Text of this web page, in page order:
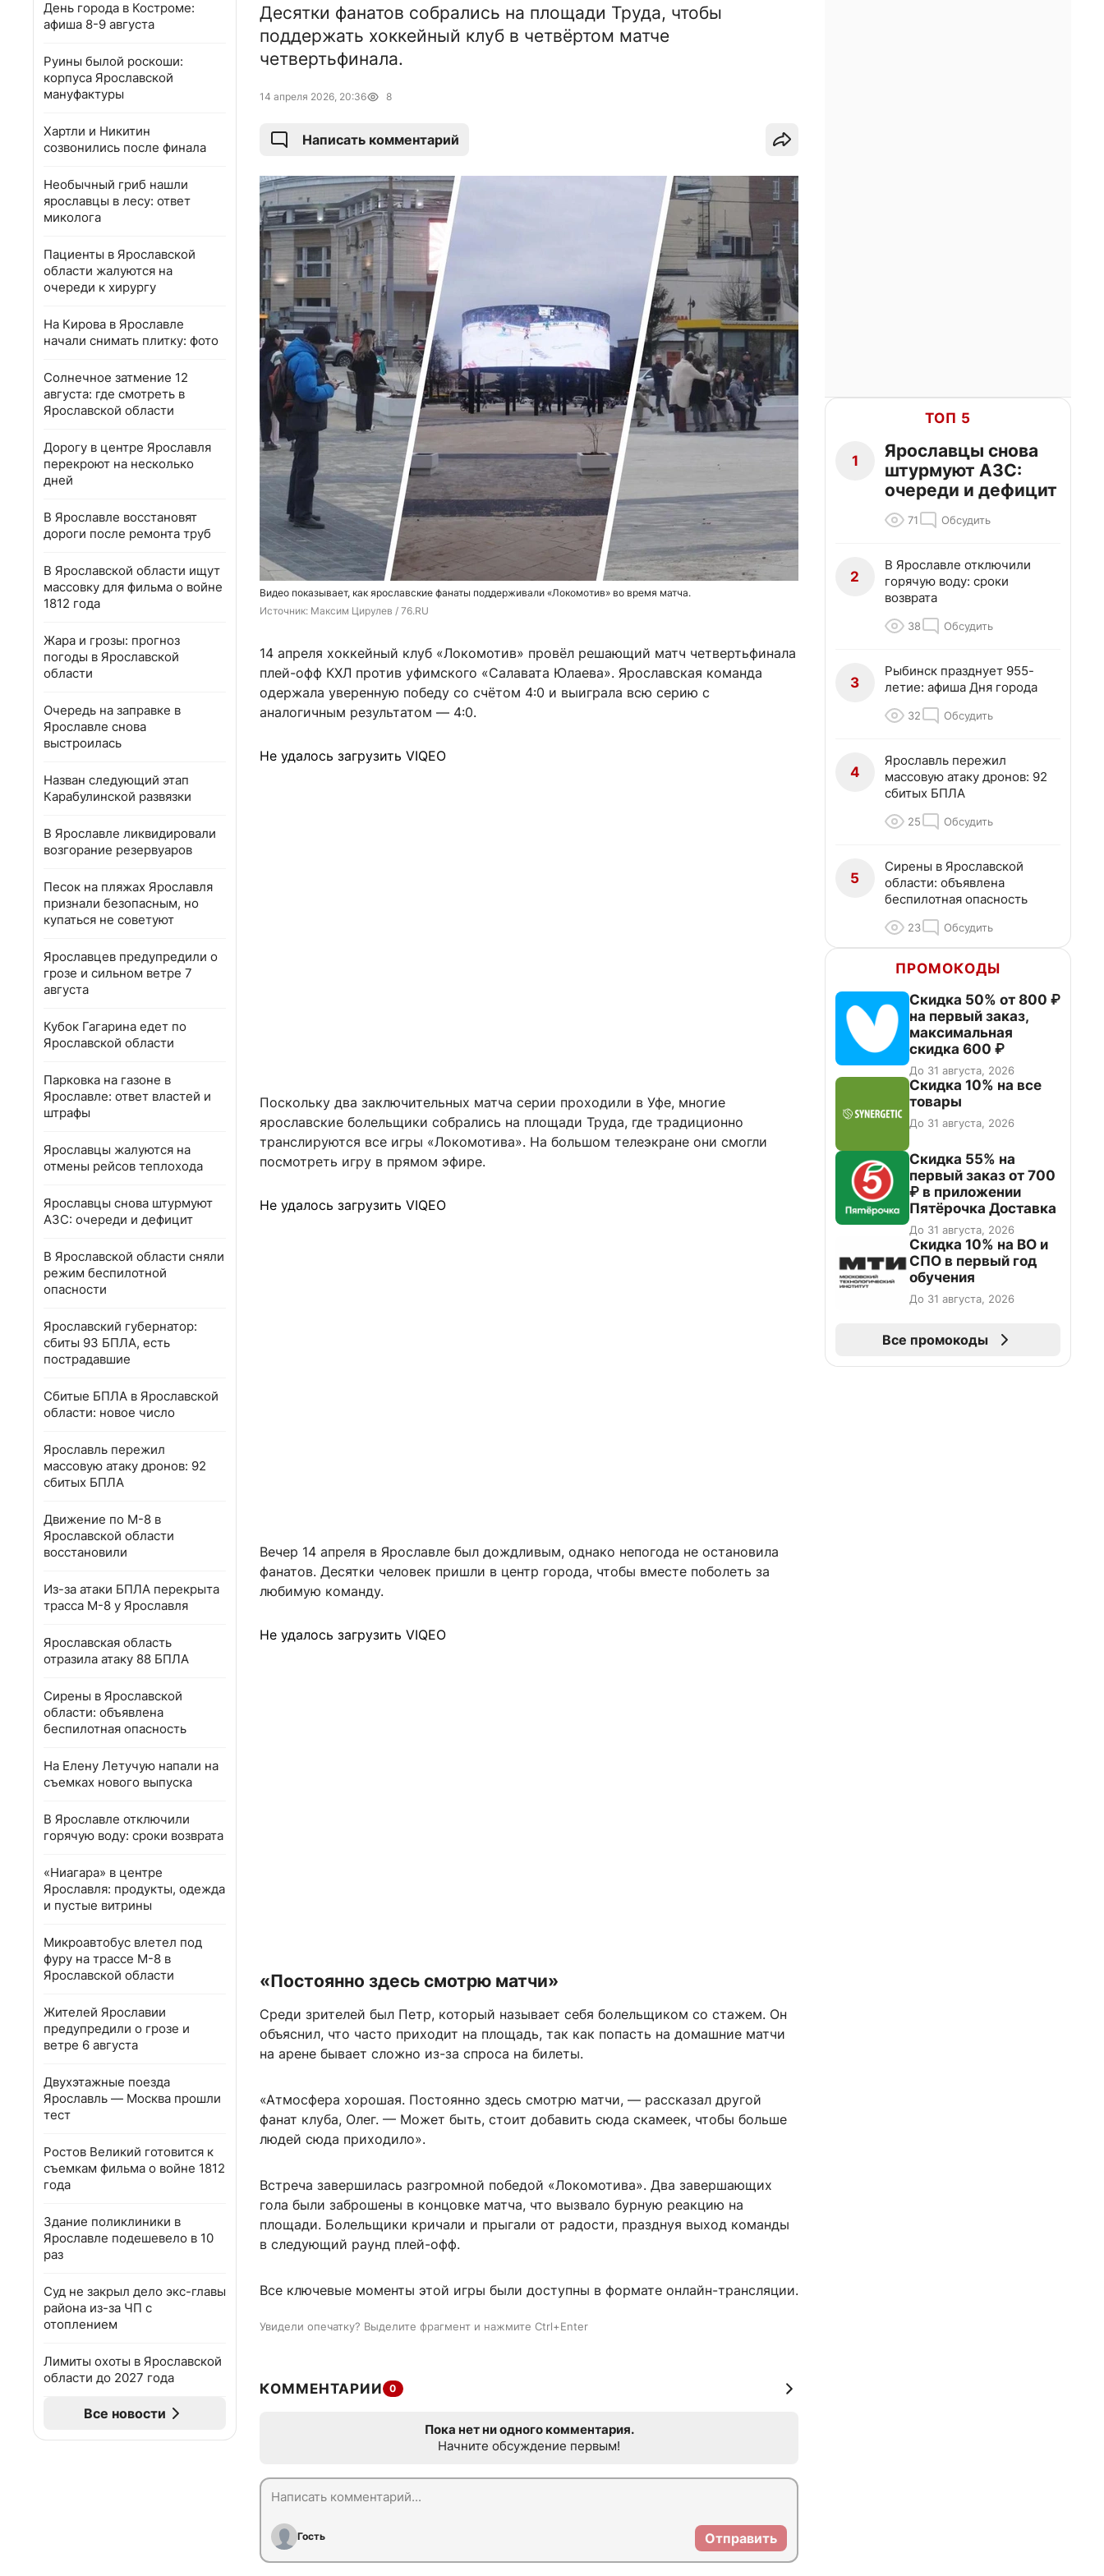
День города в Костроме:
афиша 8-9 августа
Руины былой роскоши:
корпуса Ярославской
мануфактуры
Хартли и Никитин
созвонились после финала
Необычный гриб нашли
ярославцы в лесу: ответ
миколога
Пациенты в Ярославской
области жалуются на
очереди к хирургу
На Кирова в Ярославле
начали снимать плитку: фото
Солнечное затмение 12
августа: где смотреть в
Ярославской области
Дорогу в центре Ярославля
перекроют на несколько
дней
В Ярославле восстановят
дороги после ремонта труб
В Ярославской области ищут
массовку для фильма о войне
1812 года
Жара и грозы: прогноз
погоды в Ярославской
области
Очередь на заправке в
Ярославле снова
выстроилась
Назван следующий этап
Карабулинской развязки
В Ярославле ликвидировали
возгорание резервуаров
Песок на пляжах Ярославля
признали безопасным, но
купаться не советуют
Ярославцев предупредили о
грозе и сильном ветре 7
августа
Кубок Гагарина едет по
Ярославской области
Парковка на газоне в
Ярославле: ответ властей и
штрафы
Ярославцы жалуются на
отмены рейсов теплохода
Ярославцы снова штурмуют
АЗС: очереди и дефицит
В Ярославской области сняли
режим беспилотной
опасности
Ярославский губернатор:
сбиты 93 БПЛА, есть
пострадавшие
Сбитые БПЛА в Ярославской
области: новое число
Ярославль пережил
массовую атаку дронов: 92
сбитых БПЛА
Движение по М-8 в
Ярославской области
восстановили
Из-за атаки БПЛА перекрыта
трасса М-8 у Ярославля
Ярославская область
отразила атаку 88 БПЛА
Сирены в Ярославской
области: объявлена
беспилотная опасность
На Елену Летучую напали на
съемках нового выпуска
В Ярославле отключили
горячую воду: сроки возврата
«Ниагара» в центре
Ярославля: продукты, одежда
и пустые витрины
Микроавтобус влетел под
фуру на трассе М-8 в
Ярославской области
Жителей Ярославии
предупредили о грозе и
ветре 6 августа
Двухэтажные поезда
Ярославль — Москва прошли
тест
Ростов Великий готовится к
съемкам фильма о войне 1812
года
Здание поликлиники в
Ярославле подешевело в 10
раз
Суд не закрыл дело экс-главы
района из-за ЧП с
отоплением
Лимиты охоты в Ярославской
области до 2027 года
Все новости
Десятки фанатов собрались на площади Труда, чтобы
поддержать хоккейный клуб в четвёртом матче
четвертьфинала.
14 апреля 2026, 20:36 8
Написать комментарий
Видео показывает, как ярославские фанаты поддерживали «Локомотив» во время матча.
Источник: Максим Цирулев / 76.RU
14 апреля хоккейный клуб «Локомотив» провёл решающий матч четвертьфинала
плей-офф КХЛ против уфимского «Салавата Юлаева». Ярославская команда
одержала уверенную победу со счётом 4:0 и выиграла всю серию с
аналогичным результатом — 4:0.
Не удалось загрузить VIQEO
Поскольку два заключительных матча серии проходили в Уфе, многие
ярославские болельщики собрались на площади Труда, где традиционно
транслируются все игры «Локомотива». На большом телеэкране они смогли
посмотреть игру в прямом эфире.
Не удалось загрузить VIQEO
Вечер 14 апреля в Ярославле был дождливым, однако непогода не остановила
фанатов. Десятки человек пришли в центр города, чтобы вместе поболеть за
любимую команду.
Не удалось загрузить VIQEO
«Постоянно здесь смотрю матчи»
Среди зрителей был Петр, который называет себя болельщиком со стажем. Он
объяснил, что часто приходит на площадь, так как попасть на домашние матчи
на арене бывает сложно из-за спроса на билеты.
«Атмосфера хорошая. Постоянно здесь смотрю матчи, — рассказал другой
фанат клуба, Олег. — Может быть, стоит добавить сюда скамеек, чтобы больше
людей сюда приходило».
Встреча завершилась разгромной победой «Локомотива». Два завершающих
гола были заброшены в концовке матча, что вызвало бурную реакцию на
площади. Болельщики кричали и прыгали от радости, празднуя выход команды
в следующий раунд плей-офф.
Все ключевые моменты этой игры были доступны в формате онлайн-трансляции.
Увидели опечатку? Выделите фрагмент и нажмите Ctrl+Enter
КОММЕНТАРИИ 0
Пока нет ни одного комментария.
Начните обсуждение первым!
Гость Отправить
ТОП 5
1
Ярославцы снова
штурмуют АЗС:
очереди и дефицит
71 Обсудить
2
В Ярославле отключили
горячую воду: сроки
возврата
38 Обсудить
3
Рыбинск празднует 955-
летие: афиша Дня города
32 Обсудить
4
Ярославль пережил
массовую атаку дронов: 92
сбитых БПЛА
25 Обсудить
5
Сирены в Ярославской
области: объявлена
беспилотная опасность
23 Обсудить
ПРОМОКОДЫ
Скидка 50% от 800 ₽
на первый заказ,
максимальная
скидка 600 ₽
До 31 августа, 2026
Скидка 10% на все
товары
До 31 августа, 2026
Скидка 55% на
первый заказ от 700
₽ в приложении
Пятёрочка Доставка
До 31 августа, 2026
Скидка 10% на ВО и
СПО в первый год
обучения
До 31 августа, 2026
Все промокоды